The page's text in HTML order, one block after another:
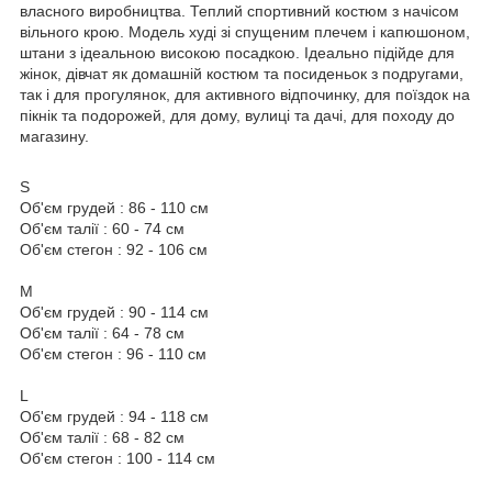
власного виробництва. Теплий спортивний костюм з начісом
вільного крою. Модель худі зі спущеним плечем і капюшоном,
штани з ідеальною високою посадкою. Ідеально підійде для
жінок, дівчат як домашній костюм та посиденьок з подругами,
так і для прогулянок, для активного відпочинку, для поїздок на
пікнік та подорожей, для дому, вулиці та дачі, для походу до
магазину.
S
Об'єм грудей : 86 - 110 см
Об'єм талії : 60 - 74 см
Об'єм стегон : 92 - 106 см
M
Об'єм грудей : 90 - 114 см
Об'єм талії : 64 - 78 см
Об'єм стегон : 96 - 110 см
L
Об'єм грудей : 94 - 118 см
Об'єм талії : 68 - 82 см
Об'єм стегон : 100 - 114 см